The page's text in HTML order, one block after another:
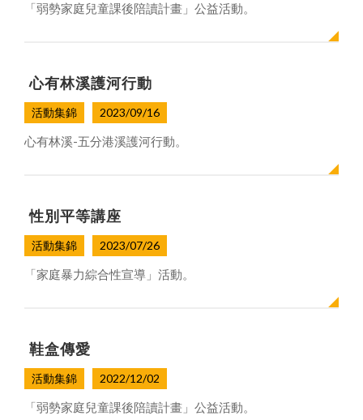
「弱勢家庭兒童課後陪讀計畫」公益活動。
心有林溪護河行動
活動集錦 2023/09/16
心有林溪-五分港溪護河行動。
性別平等講座
活動集錦 2023/07/26
「家庭暴力綜合性宣導」活動。
鞋盒傳愛
活動集錦 2022/12/02
「弱勢家庭兒童課後陪讀計畫」公益活動。